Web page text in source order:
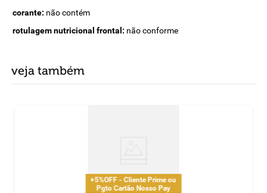
corante: não contém
rotulagem nutricional frontal: não conforme
veja também
+5%OFF - Cliente Prime ou
Pgto Cartão Nosso Pay